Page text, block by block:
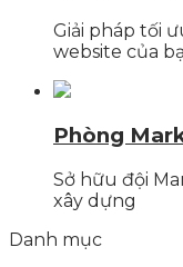
Giải pháp tối
website của
Phòng
Sở hữu đội
xây dựng
Danh mục